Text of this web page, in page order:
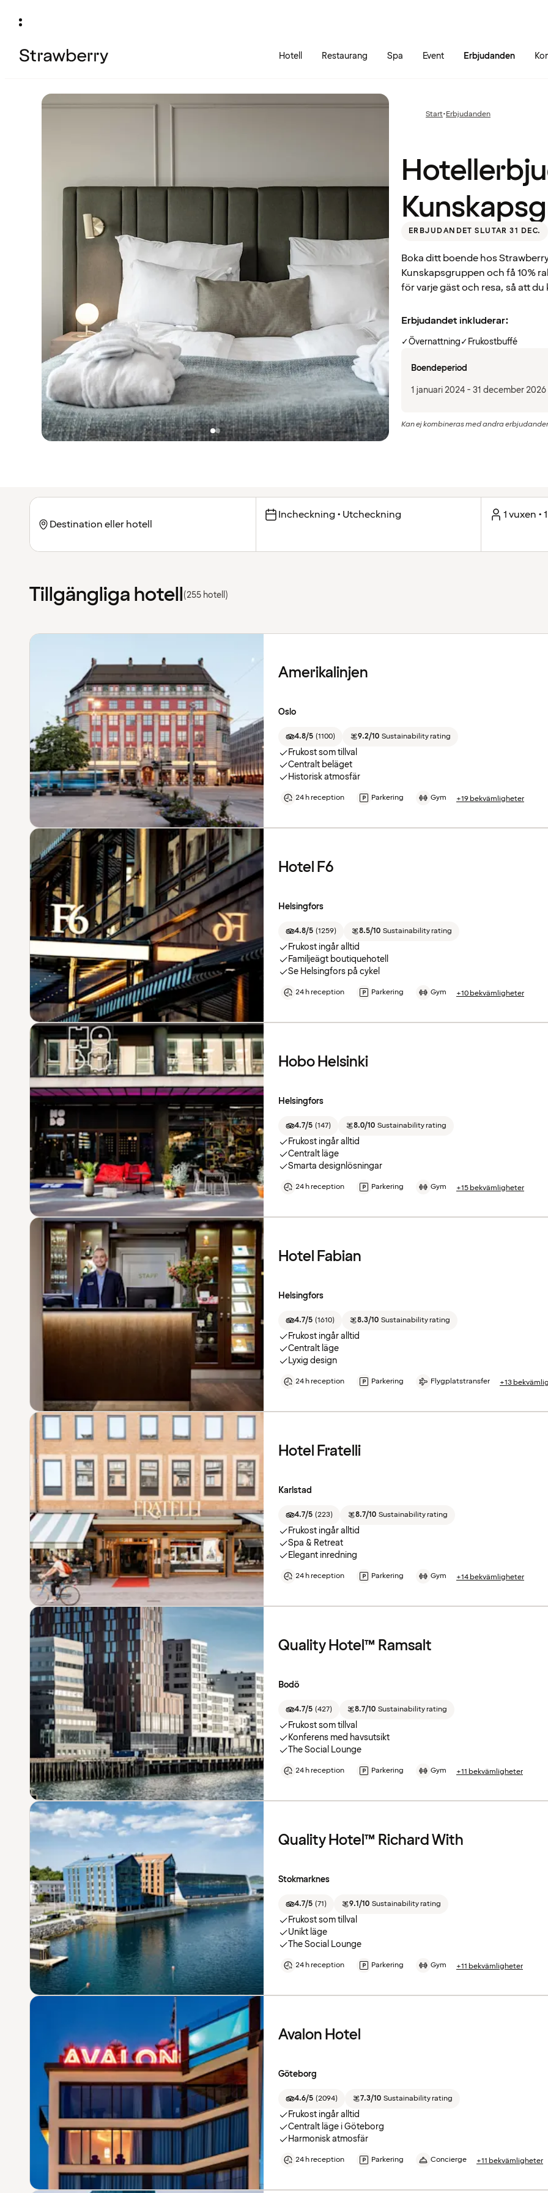
Hotell Restaurang Spa Event Erbjudanden
Start•Föregående
Erbjudanden
till
ERBJUDANDET SLUTAR 31 DEC.
Boka ditt boende hos
Kunskapsgruppen och få 10%
för varje gäst och resa, så att
Erbjudandet inkluderar:
✓Övernattning✓Frukostbuffé
Boendeperiod
1 januari 2024 - 31 december 2026
Kan ej kombineras med andra
Incheckning • Utcheckning 1 vuxen •
Tillgängliga hotell(255 hotell)
Amerikalinjen
Oslo
4.8/5 (1100) 9.2/10 Sustainability rating
Frukost som tillval
Centralt beläget
Historisk atmosfär
24 h reception Parkering Gym +19 bekvämligheter
Hotel F6
Helsingfors
4.8/5 (1259) 8.5/10 Sustainability rating
Frukost ingår alltid
Familjeägt boutiquehotell
Se Helsingfors på cykel
24 h reception Parkering Gym +10 bekvämligheter
Hobo Helsinki
Helsingfors
4.7/5 (147) 8.0/10 Sustainability rating
Frukost ingår alltid
Centralt läge
Smarta designlösningar
24 h reception Parkering Gym +15 bekvämligheter
Hotel Fabian
Helsingfors
4.7/5 (1610) 8.3/10 Sustainability rating
Frukost ingår alltid
Centralt läge
Lyxig design
24 h reception Parkering Flygplatstransfer +13
Hotel Fratelli
Karlstad
4.7/5 (223) 8.7/10 Sustainability rating
Frukost ingår alltid
Spa & Retreat
Elegant inredning
24 h reception Parkering Gym +14 bekvämligheter
Quality Hotel™ Ramsalt
Bodö
4.7/5 (427) 8.7/10 Sustainability rating
Frukost som tillval
Konferens med havsutsikt
The Social Lounge
24 h reception Parkering Gym +11 bekvämligheter
Quality Hotel™ Richard With
Stokmarknes
4.7/5 (71) 9.1/10 Sustainability rating
Frukost som tillval
Unikt läge
The Social Lounge
24 h reception Parkering Gym +11 bekvämligheter
Avalon Hotel
Göteborg
4.6/5 (2094) 7.3/10 Sustainability rating
Frukost ingår alltid
Centralt läge i Göteborg
Harmonisk atmosfär
24 h reception Parkering Concierge +11 bekvämligheter